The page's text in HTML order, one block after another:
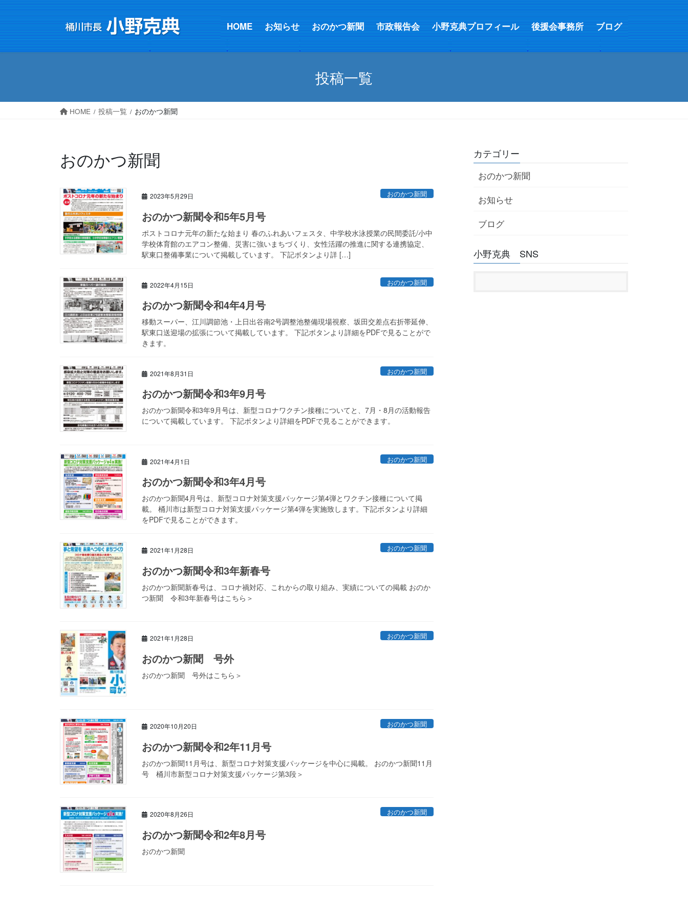
コ
ン
テ
ン
キ
ナ
ビ
ゲ
ー
に
HOME お知らせ おのかつ新聞 市政報告会 小野克典プロフィール 後援会事務所 ブログ
投稿一覧
HOME 投稿一覧 おのかつ新聞
おのかつ新聞
2023年5月29日 おのかつ新聞
おのかつ新聞令和5年5月号
ポストコロナ元年の新たな始まり 春のふれあいフェスタ、中学校水泳授業の民間委託/小中
学校体育館のエアコン整備、災害に強いまちづくり、女性活躍の推進に関する連携協定、
駅東口整備事業について掲載しています。 下記ボタンより詳 […]
2022年4月15日 おのかつ新聞
おのかつ新聞令和4年4月号
移動スーパー、江川調節池・上日出谷南2号調整池整備現場視察、坂田交差点右折帯延伸、
駅東口送迎場の拡張について掲載しています。 下記ボタンより詳細をPDFで見ることがで
きます。
2021年8月31日 おのかつ新聞
おのかつ新聞令和3年9月号
おのかつ新聞令和3年9月号は、新型コロナワクチン接種についてと、7月・8月の活動報告
について掲載しています。 下記ボタンより詳細をPDFで見ることができます。
2021年4月1日 おのかつ新聞
おのかつ新聞令和3年4月号
おのかつ新聞4月号は、新型コロナ対策支援パッケージ第4弾とワクチン接種について掲
載。 桶川市は新型コロナ対策支援パッケージ第4弾を実施致します。下記ボタンより詳細
をPDFで見ることができます。
2021年1月28日 おのかつ新聞
おのかつ新聞令和3年新春号
おのかつ新聞新春号は、コロナ禍対応、これからの取り組み、実績についての掲載 おのか
つ新聞 令和3年新春号はこちら＞
2021年1月28日 おのかつ新聞
おのかつ新聞 号外
おのかつ新聞 号外はこちら＞
2020年10月20日 おのかつ新聞
おのかつ新聞令和2年11月号
おのかつ新聞11月号は、新型コロナ対策支援パッケージを中心に掲載。 おのかつ新聞11月
号 桶川市新型コロナ対策支援パッケージ第3段＞
2020年8月26日 おのかつ新聞
おのかつ新聞令和2年8月号
おのかつ新聞
カテゴリー
おのかつ新聞
お知らせ
ブログ
小野克典 SNS